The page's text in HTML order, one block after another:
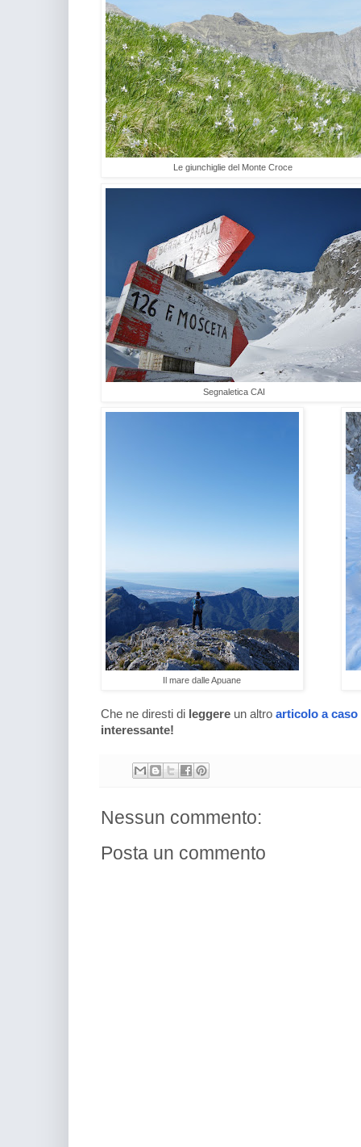
Le giunchiglie del Monte Croce
Segnaletica CAI
Il mare dalle Apuane
Che ne diresti di leggere un altro articolo a caso
interessante!
Nessun commento:
Posta un commento